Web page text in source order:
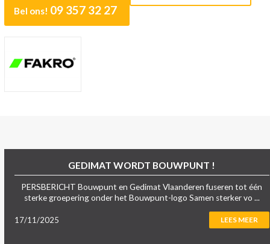
Bel ons! 09 357 32 27
GEDIMAT WORDT BOUWPUNT !
PERSBERICHT Bouwpunt en Gedimat Vlaanderen fuseren tot één
sterke groepering onder het Bouwpunt-logo Samen sterker vo ...
17/11/2025 LEES MEER